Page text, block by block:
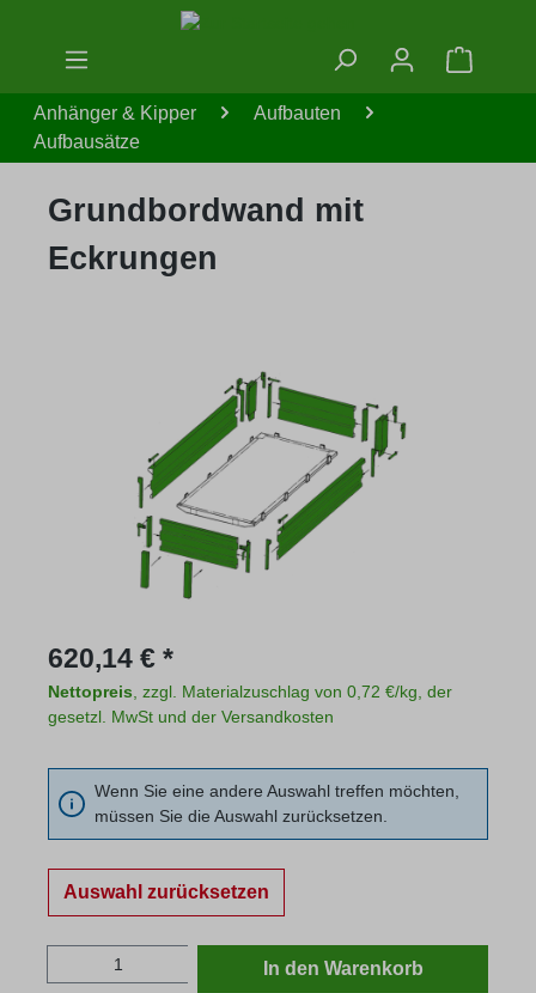
Zum Hauptinhalt springen
Anhänger & Kipper
Aufbauten
Aufbausätze
Grundbordwand mit
Eckrungen
Regulärer Preis:
620,14 € *
Nettopreis , zzgl. Materialzuschlag von 0,72 €/kg, der
gesetzl. MwSt und der Versandkosten
Wenn Sie eine andere Auswahl treffen möchten,
müssen Sie die Auswahl zurücksetzen.
Auswahl zurücksetzen
Produkt Anzahl: Gib den gewünschten
In den Warenkorb